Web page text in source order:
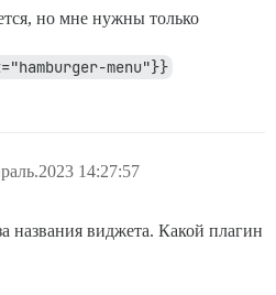
но мне нужны только
menu"}}
14:27:57
названия виджета. Какой плагин